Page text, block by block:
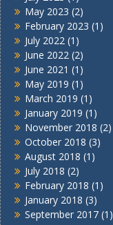
May 2023 (2)
February 2023 (1)
July 2022 (1)
June 2022 (2)
June 2021 (1)
May 2019 (1)
March 2019 (1)
January 2019 (1)
November 2018 (2)
October 2018 (3)
August 2018 (1)
July 2018 (2)
February 2018 (1)
January 2018 (3)
September 2017 (1)